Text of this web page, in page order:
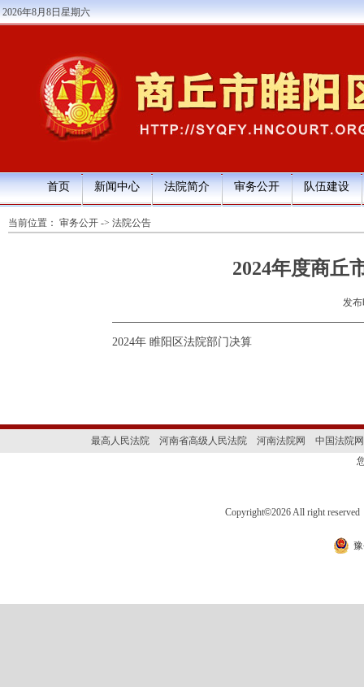
2026年8月8日星期六
首页 新闻中心 法院简介 审务公开 队伍建设
当前位置： 审务公开 -> 法院公告
2024年度商丘
发布
2024年 睢阳区法院部门决算
最高人民法院 河南省高级人民法院 河南法院网
中国法院网
Copyright©2026 All right